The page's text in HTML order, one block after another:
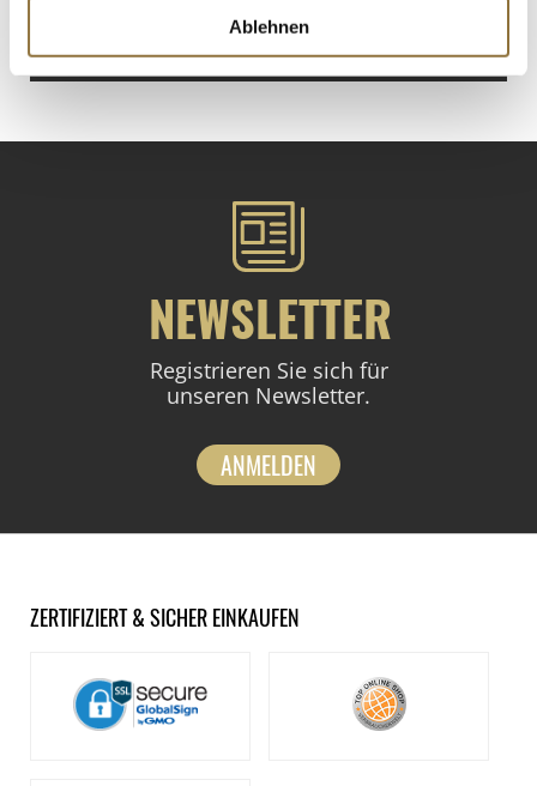
Ablehnen
St.
NEWSLETTER
Registrieren Sie sich für
unseren Newsletter.
ANMELDEN
ZERTIFIZIERT & SICHER EINKAUFEN